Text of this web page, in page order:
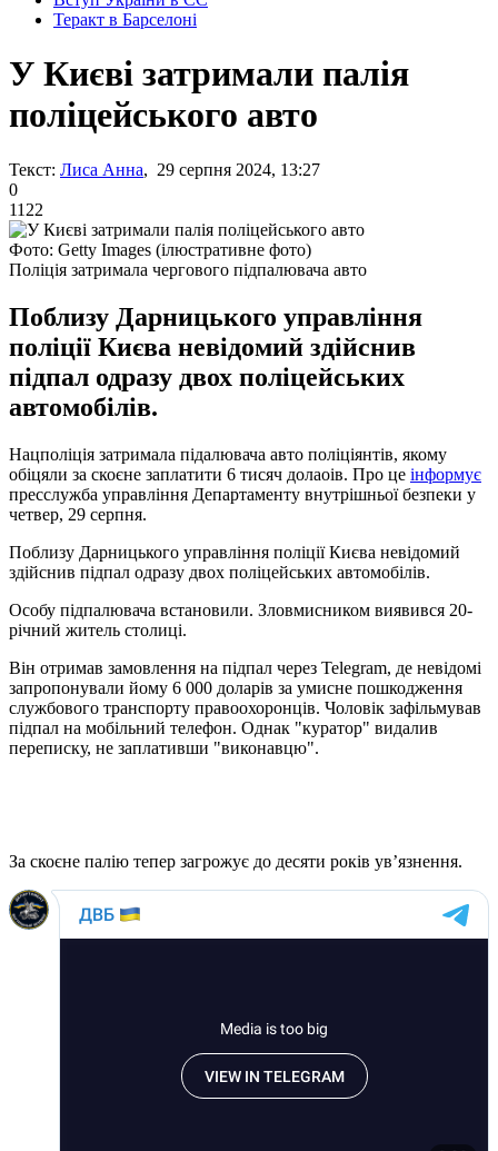
Теракт в Барселоні
У Києві затримали палія
поліцейського авто
Текст: Лиса Анна, 29 серпня 2024, 13:27
0
1122
Фото: Getty Images (ілюстративне фото)
Поліція затримала чергового підпалювача авто
Поблизу Дарницького управління
поліції Києва невідомий здійснив
підпал одразу двох поліцейських
автомобілів.
Нацполіція затримала підалювача авто поліціянтів, якому
обіцяли за скоєне заплатити 6 тисяч долаоів. Про це інформує
пресслужба управління Департаменту внутрішньої безпеки у
четвер, 29 серпня.
Поблизу Дарницького управління поліції Києва невідомий
здійснив підпал одразу двох поліцейських автомобілів.
Особу підпалювача встановили. Зловмисником виявився 20-
річний житель столиці.
Він отримав замовлення на підпал через Telegram, де невідомі
запропонували йому 6 000 доларів за умисне пошкодження
службового транспорту правоохоронців. Чоловік зафільмував
підпал на мобільний телефон. Однак "куратор" видалив
переписку, не заплативши "виконавцю".
За скоєне палію тепер загрожує до десяти років ув’язнення.